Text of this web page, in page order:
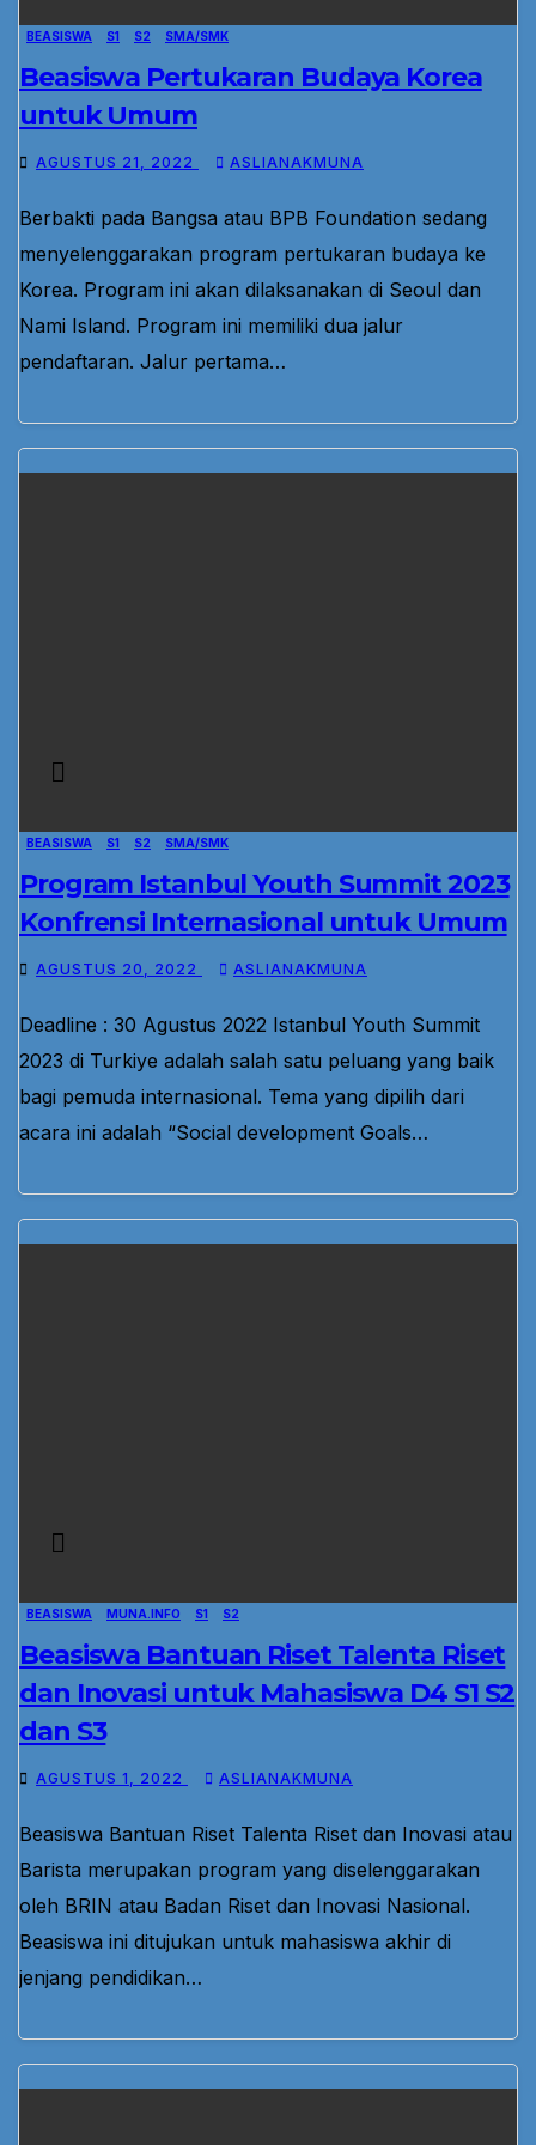
BEASISWA S1 S2 SMA/SMK
Beasiswa Pertukaran Budaya Korea
untuk Umum
AGUSTUS 21, 2022 ASLIANAKMUNA
Berbakti pada Bangsa atau BPB Foundation sedang
menyelenggarakan program pertukaran budaya ke
Korea. Program ini akan dilaksanakan di Seoul dan
Nami Island. Program ini memiliki dua jalur
pendaftaran. Jalur pertama…
BEASISWA S1 S2 SMA/SMK
Program Istanbul Youth Summit 2023
Konfrensi Internasional untuk Umum
AGUSTUS 20, 2022 ASLIANAKMUNA
Deadline : 30 Agustus 2022 Istanbul Youth Summit
2023 di Turkiye adalah salah satu peluang yang baik
bagi pemuda internasional. Tema yang dipilih dari
acara ini adalah “Social development Goals…
BEASISWA MUNA.INFO S1 S2
Beasiswa Bantuan Riset Talenta Riset
dan Inovasi untuk Mahasiswa D4 S1 S2
dan S3
AGUSTUS 1, 2022 ASLIANAKMUNA
Beasiswa Bantuan Riset Talenta Riset dan Inovasi atau
Barista merupakan program yang diselenggarakan
oleh BRIN atau Badan Riset dan Inovasi Nasional.
Beasiswa ini ditujukan untuk mahasiswa akhir di
jenjang pendidikan…